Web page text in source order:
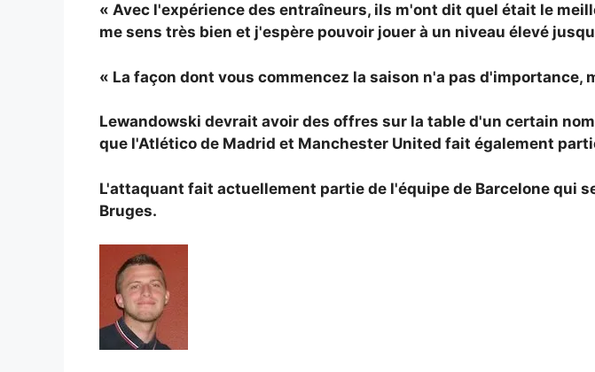
« Avec l'expérience des entraîneurs, ils m'ont dit quel était le
me sens très bien et j'espère pouvoir jouer à un niveau élevé
« La façon dont vous commencez la saison n'a pas d'importance,
Lewandowski devrait avoir des offres sur la table d'un certain
que l'Atlético de Madrid et Manchester United fait également
L'attaquant fait actuellement partie de l'équipe de Barcelone qui
Bruges.